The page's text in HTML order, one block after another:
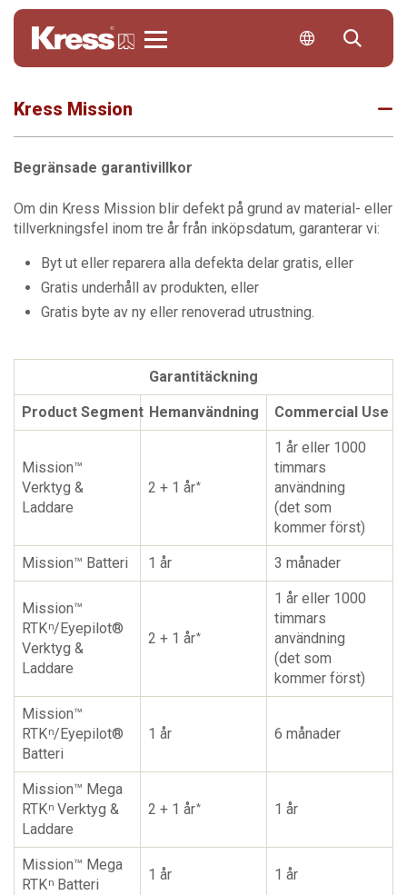
Kress Mission
Begränsade garantivillkor
Om din Kress Mission blir defekt på grund av material- eller
tillverkningsfel inom tre år från inköpsdatum, garanterar vi:
Byt ut eller reparera alla defekta delar gratis, eller
Gratis underhåll av produkten, eller
Gratis byte av ny eller renoverad utrustning.
Garantitäckning
Product Segment Hemanvändning Commercial Use
Mission™
Verktyg &
Laddare
2 + 1 år*
1 år eller 1000
timmars
användning
(det som
kommer först)
Mission™ Batteri 1 år 3 månader
Mission™
RTKn/Eyepilot®
Verktyg &
Laddare
2 + 1 år*
1 år eller 1000
timmars
användning
(det som
kommer först)
Mission™
RTKn/Eyepilot®
Batteri
1 år 6 månader
Mission™ Mega
RTKn Verktyg &
Laddare
2 + 1 år* 1 år
Mission™ Mega
RTKn Batteri
1 år 1 år